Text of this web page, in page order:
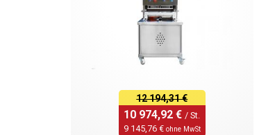
12 194,31 €
10 974,92 € / St.
9 145,76 € ohne MwSt